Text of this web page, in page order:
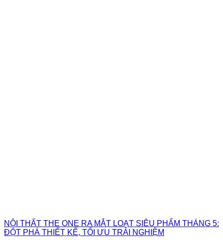
NỘI THẤT THE ONE RA MẮT LOẠT SIÊU PHẨM THÁNG 5:
ĐỘT PHÁ THIẾT KẾ, TỐI ƯU TRẢI NGHIỆM